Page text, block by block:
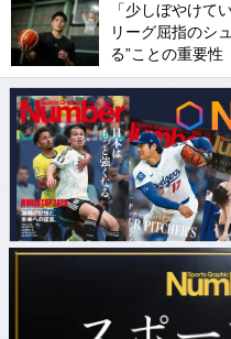
「少しぼやけて
リーグ屈指のシ
る”ことの重要性